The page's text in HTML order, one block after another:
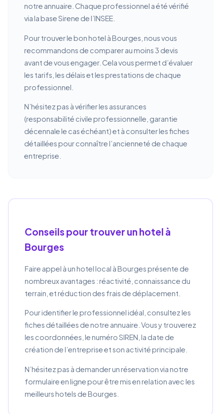
notre annuaire. Chaque professionnel a été vérifié
via la base Sirene de l’INSEE.
Pour trouver le bon hotel à Bourges, nous vous
recommandons de comparer au moins 3 devis
avant de vous engager. Cela vous permet d’évaluer
les tarifs, les délais et les prestations de chaque
professionnel.
N’hésitez pas à vérifier les assurances
(responsabilité civile professionnelle, garantie
décennale le cas échéant) et à consulter les fiches
détaillées pour connaître l’ancienneté de chaque
entreprise.
Conseils pour trouver un hotel à
Bourges
Faire appel à un hotel local à Bourges présente de
nombreux avantages : réactivité, connaissance du
terrain, et réduction des frais de déplacement.
Pour identifier le professionnel idéal, consultez les
fiches détaillées de notre annuaire. Vous y trouverez
les coordonnées, le numéro SIREN, la date de
création de l’entreprise et son activité principale.
N’hésitez pas à demander un réservation via notre
formulaire en ligne pour être mis en relation avec les
meilleurs hotels de Bourges.